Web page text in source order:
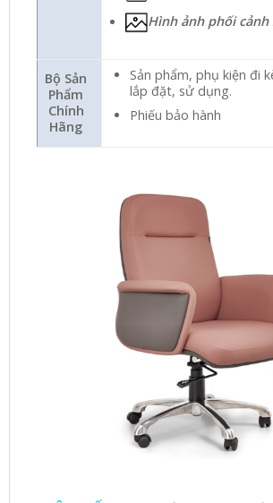
Hình ảnh phối cảnh
Bộ Sản
Phẩm
Chính
Hãng
Sản phẩm, phụ kiện đi
lắp đặt, sử dụng.
Phiếu bảo hành